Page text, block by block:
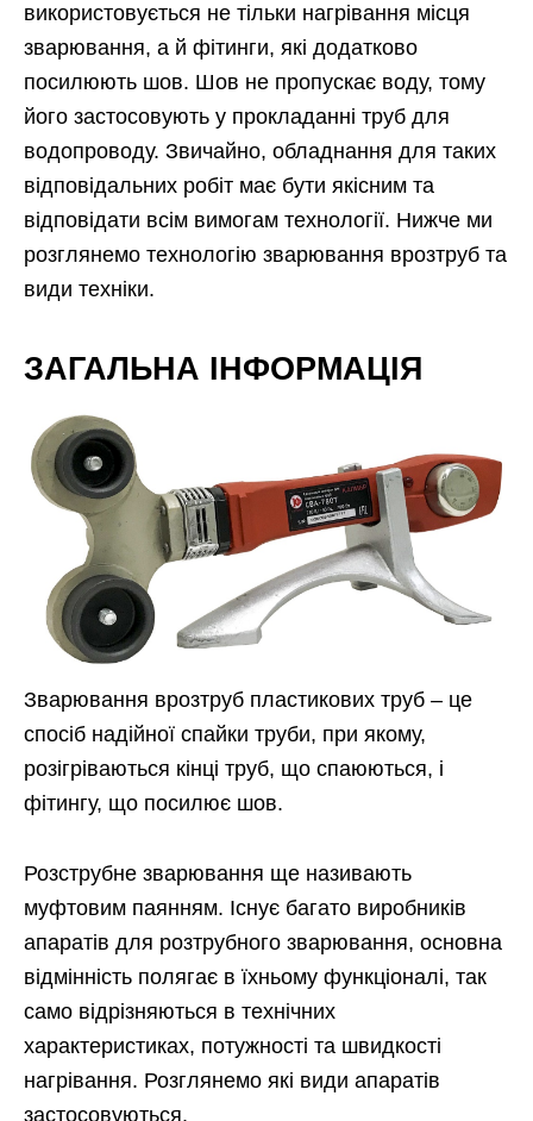
використовується не тільки нагрівання місця
зварювання, а й фітинги, які додатково
посилюють шов. Шов не пропускає воду, тому
його застосовують у прокладанні труб для
водопроводу. Звичайно, обладнання для таких
відповідальних робіт має бути якісним та
відповідати всім вимогам технології. Нижче ми
розглянемо технологію зварювання врозтруб та
види техніки.
ЗАГАЛЬНА ІНФОРМАЦІЯ
Зварювання врозтруб пластикових труб – це
спосіб надійної спайки труби, при якому,
розігріваються кінці труб, що спаюються, і
фітингу, що посилює шов.
Розструбне зварювання ще називають
муфтовим паянням. Існує багато виробників
апаратів для розтрубного зварювання, основна
відмінність полягає в їхньому функціоналі, так
само відрізняються в технічних
характеристиках, потужності та швидкості
нагрівання. Розглянемо які види апаратів
застосовуються.